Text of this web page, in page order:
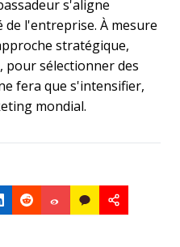
s'aligne
l'entreprise. À mesure
stratégique,
pour sélectionner des
fera que s'intensifier,
mondial.